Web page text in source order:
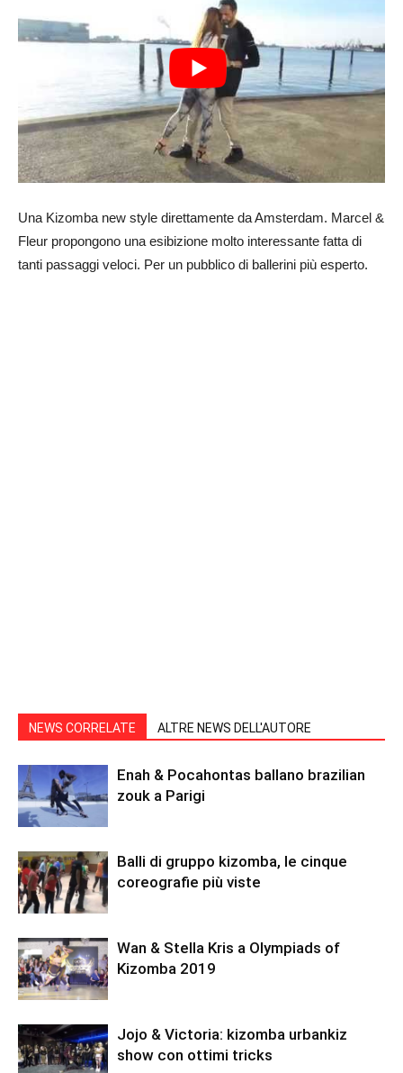
Una Kizomba new style direttamente da Amsterdam. Marcel &
Fleur propongono una esibizione molto interessante fatta di
tanti passaggi veloci. Per un pubblico di ballerini più esperto.
NEWS CORRELATE ALTRE NEWS DELL'AUTORE
Enah & Pocahontas ballano brazilian
zouk a Parigi
Balli di gruppo kizomba, le cinque
coreografie più viste
Wan & Stella Kris a Olympiads of
Kizomba 2019
Jojo & Victoria: kizomba urbankiz
show con ottimi tricks